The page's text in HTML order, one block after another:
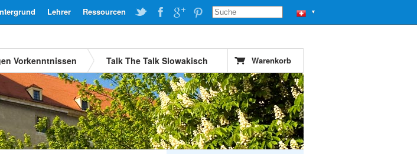
▼
Ressourcen
Lehrer
Vorkenntnissen Talk The Talk Slowakisch Warenkorb